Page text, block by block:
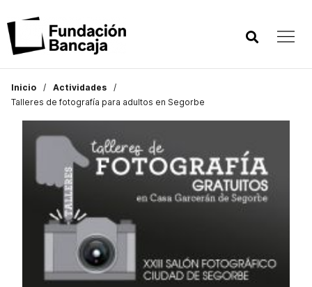
Inicio
Actividades
Talleres de fotografía para adultos en Segorbe